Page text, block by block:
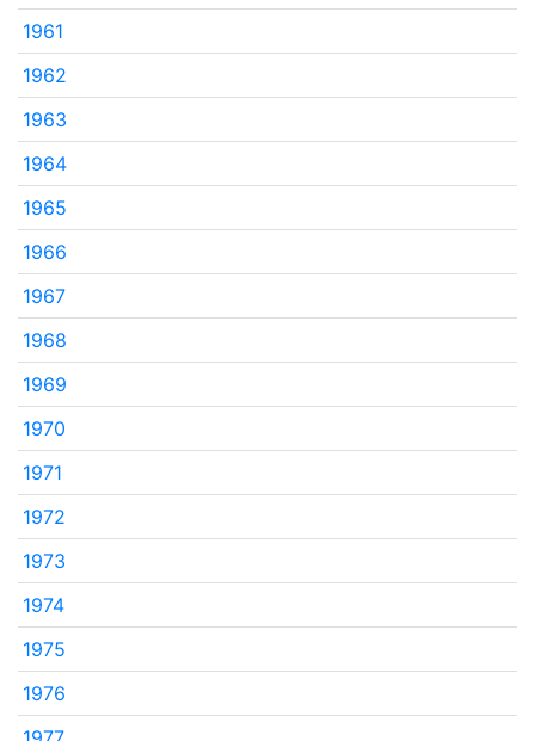
1961
1962
1963
1964
1965
1966
1967
1968
1969
1970
1971
1972
1973
1974
1975
1976